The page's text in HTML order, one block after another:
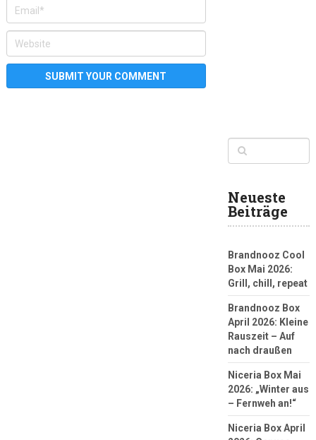
Neueste
Beiträge
Brandnooz Cool
Box Mai 2026:
Grill, chill, repeat
Brandnooz Box
April 2026: Kleine
Rauszeit – Auf
nach draußen
Niceria Box Mai
2026: „Winter aus
– Fernweh an!“
Niceria Box April